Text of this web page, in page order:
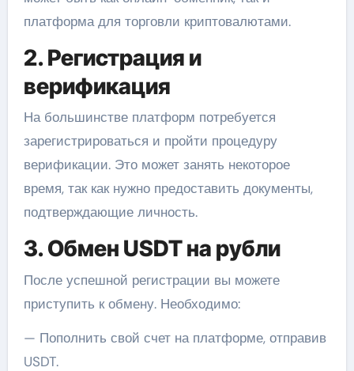
платформа для торговли криптовалютами.
2. Регистрация и
верификация
На большинстве платформ потребуется
зарегистрироваться и пройти процедуру
верификации. Это может занять некоторое
время, так как нужно предоставить документы,
подтверждающие личность.
3. Обмен USDT на рубли
После успешной регистрации вы можете
приступить к обмену. Необходимо:
— Пополнить свой счет на платформе, отправив
USDT.